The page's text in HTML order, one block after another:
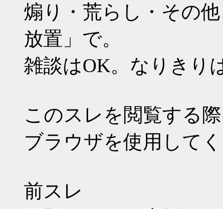
煽り・荒らし・その
放置」で。
雑談はOK。なりきり
このスレを閲覧する
ブラウザを使用して
前スレ